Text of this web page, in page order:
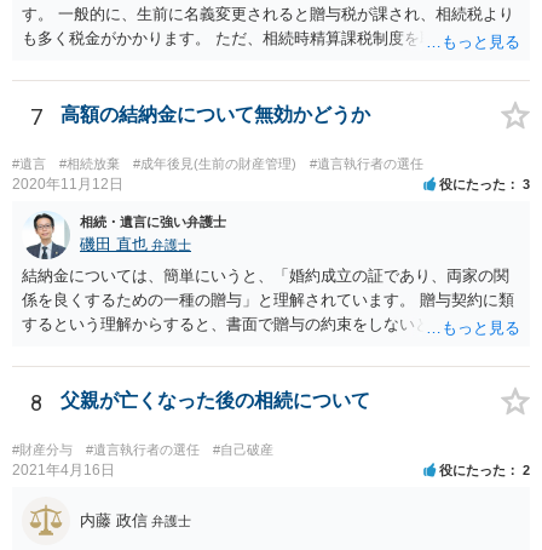
す。 一般的に、生前に名義変更されると贈与税が課され、相続税より
も多く税金がかかります。 ただ、相続時精算課税制度を取れば、実質
ういう場合にどれくらい税金がかかるか計算してもらって どういう方
針を取るか決められたらよいと思います。
7 高額の結納金について無効かどうか
#遺言 #相続放棄 #成年後見(生前の財産管理) #遺言執行者の選任
2020年11月12日 役にたった 3
相続・遺言に強い弁護士
磯田 直也 弁護士
結納金については、簡単にいうと、「婚約成立の証であり、両家の関
係を良くするための一種の贈与」と理解されています。 贈与契約に類
するという理解からすると、書面で贈与の約束をしないと相手方は支
ことは困難です。 くれぐれも今後お気をつけください。 弁護士に対応
を依頼されるのも悪くはありませんが、感情的な理由が強いと思いま
8 父親が亡くなった後の相続について
#財産分与 #遺言執行者の選任 #自己破産
2021年4月16日 役にたった 2
内藤 政信 弁護士